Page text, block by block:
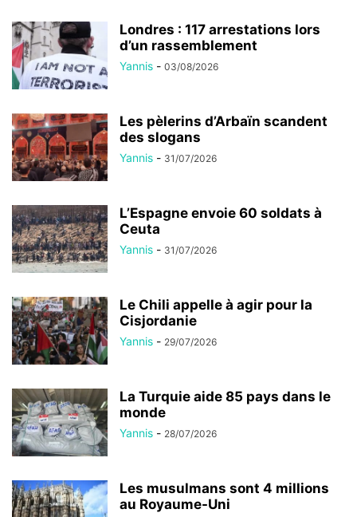
Londres : 117 arrestations lors
d’un rassemblement
Yannis - 03/08/2026
Les pèlerins d’Arbaïn scandent
des slogans
Yannis - 31/07/2026
L’Espagne envoie 60 soldats à
Ceuta
Yannis - 31/07/2026
Le Chili appelle à agir pour la
Cisjordanie
Yannis - 29/07/2026
La Turquie aide 85 pays dans le
monde
Yannis - 28/07/2026
Les musulmans sont 4 millions
au Royaume-Uni